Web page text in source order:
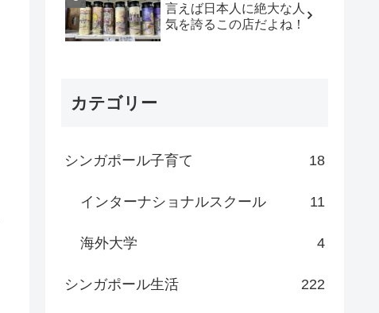
言えば日本人に絶大な人
気を誇るこの店だよね！
カテゴリー
シンガポール子育て 18
インターナショナルスクール 11
海外大学 4
シンガポール生活 222